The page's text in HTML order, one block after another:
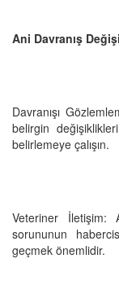
Ani Davranış
Davranışı
belirgin
belirlemeye çalışın.
Veteriner İletişim:
sorununun
geçmek önemlidir.